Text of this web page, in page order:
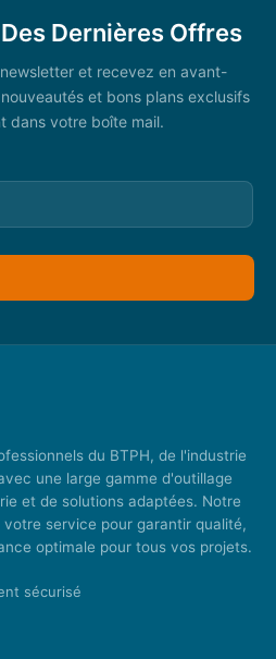
Dernières Offres
et recevez en avant-
et bons plans exclusifs
dans votre boîte mail.
du BTPH, de l'industrie
une large gamme d'outillage
et de solutions adaptées. Notre
service pour garantir qualité,
optimale pour tous vos projets.
sécurisé